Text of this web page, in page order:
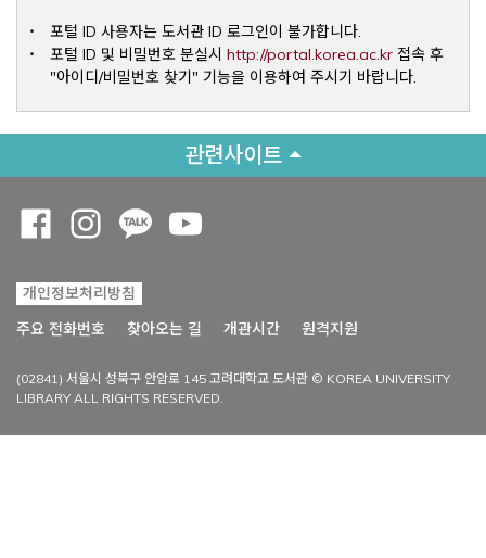
포털 ID 사용자는 도서관 ID 로그인이 불가합니다.
포털 ID 및 비밀번호 분실시 http://portal.korea.ac.krOpens a
접속 후
"아이디/비밀번호 찾기" 기능을 이용하여 주시기 바랍니다.
관련사이트
개인정보처리방침
주요 전화번호
찾아오는 길 개관시간 원격지원
(02841) 서울시 성북구 안암로 145 고려대학교 도서관 © KOREA UNIVERSITY
LIBRARY ALL RIGHTS RESERVED.
Opens a new window
Opens a new window
Opens a new window